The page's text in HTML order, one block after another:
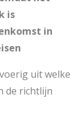
is
in
uit welke
de richtlijn